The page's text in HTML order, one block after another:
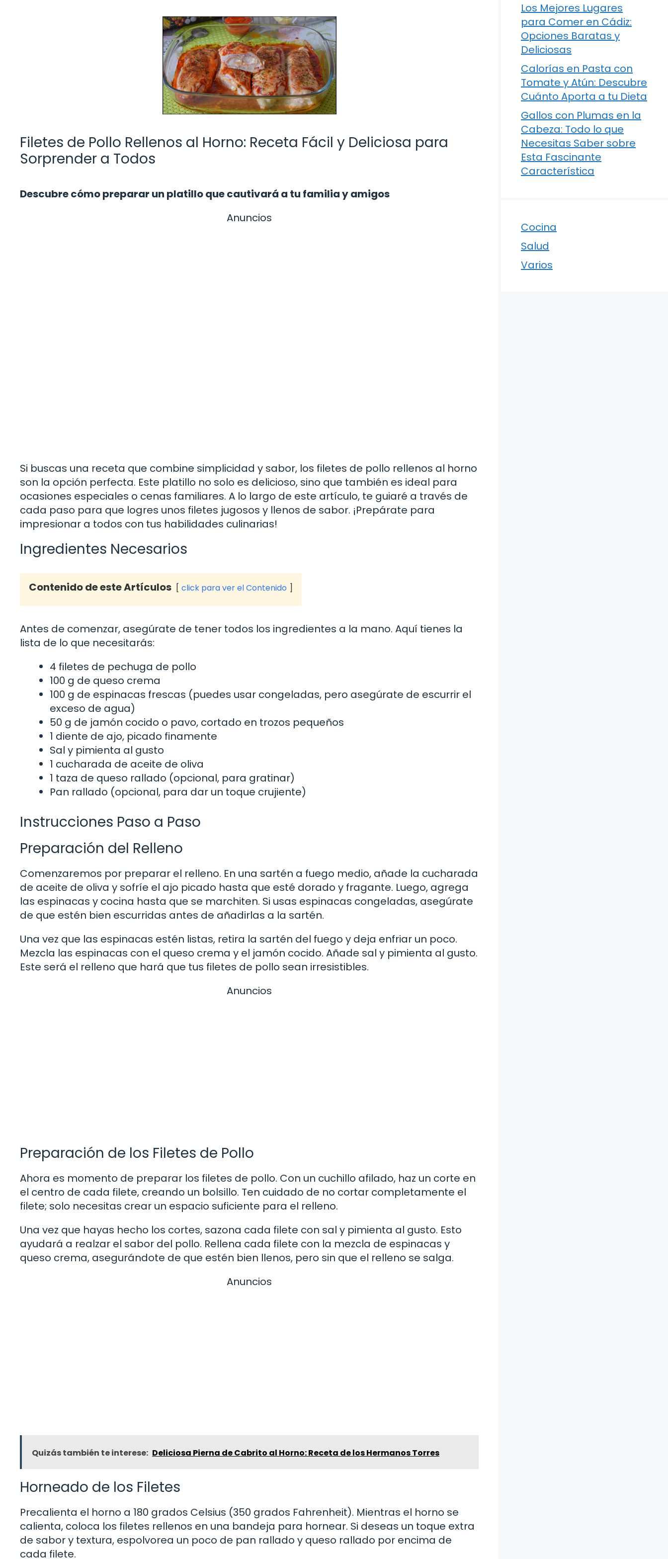
Filetes de Pollo Rellenos al Horno: Receta Fácil y Deliciosa para
Sorprender a Todos
Descubre cómo preparar un platillo que cautivará a tu familia y amigos
Anuncios
Si buscas una receta que combine simplicidad y sabor, los filetes de pollo rellenos al horno
son la opción perfecta. Este platillo no solo es delicioso, sino que también es ideal para
ocasiones especiales o cenas familiares. A lo largo de este artículo, te guiaré a través de
cada paso para que logres unos filetes jugosos y llenos de sabor. ¡Prepárate para
impresionar a todos con tus habilidades culinarias!
Ingredientes Necesarios
Contenido de este Artículos click para ver el Contenido
Antes de comenzar, asegúrate de tener todos los ingredientes a la mano. Aquí tienes la
lista de lo que necesitarás:
4 filetes de pechuga de pollo
100 g de queso crema
100 g de espinacas frescas (puedes usar congeladas, pero asegúrate de escurrir el
exceso de agua)
50 g de jamón cocido o pavo, cortado en trozos pequeños
1 diente de ajo, picado finamente
Sal y pimienta al gusto
1 cucharada de aceite de oliva
1 taza de queso rallado (opcional, para gratinar)
Pan rallado (opcional, para dar un toque crujiente)
Instrucciones Paso a Paso
Preparación del Relleno
Comenzaremos por preparar el relleno. En una sartén a fuego medio, añade la cucharada
de aceite de oliva y sofríe el ajo picado hasta que esté dorado y fragante. Luego, agrega
las espinacas y cocina hasta que se marchiten. Si usas espinacas congeladas, asegúrate
de que estén bien escurridas antes de añadirlas a la sartén.
Una vez que las espinacas estén listas, retira la sartén del fuego y deja enfriar un poco.
Mezcla las espinacas con el queso crema y el jamón cocido. Añade sal y pimienta al gusto.
Este será el relleno que hará que tus filetes de pollo sean irresistibles.
Anuncios
Preparación de los Filetes de Pollo
Ahora es momento de preparar los filetes de pollo. Con un cuchillo afilado, haz un corte en
el centro de cada filete, creando un bolsillo. Ten cuidado de no cortar completamente el
filete; solo necesitas crear un espacio suficiente para el relleno.
Una vez que hayas hecho los cortes, sazona cada filete con sal y pimienta al gusto. Esto
ayudará a realzar el sabor del pollo. Rellena cada filete con la mezcla de espinacas y
queso crema, asegurándote de que estén bien llenos, pero sin que el relleno se salga.
Anuncios
Quizás también te interese: Deliciosa Pierna de Cabrito al Horno: Receta de los Hermanos Torres
Horneado de los Filetes
Precalienta el horno a 180 grados Celsius (350 grados Fahrenheit). Mientras el horno se
calienta, coloca los filetes rellenos en una bandeja para hornear. Si deseas un toque extra
de sabor y textura, espolvorea un poco de pan rallado y queso rallado por encima de
cada filete.
Los Mejores Lugares
para Comer en Cádiz:
Opciones Baratas y
Deliciosas
Calorías en Pasta con
Tomate y Atún: Descubre
Cuánto Aporta a tu Dieta
Gallos con Plumas en la
Cabeza: Todo lo que
Necesitas Saber sobre
Esta Fascinante
Característica
Cocina
Salud
Varios